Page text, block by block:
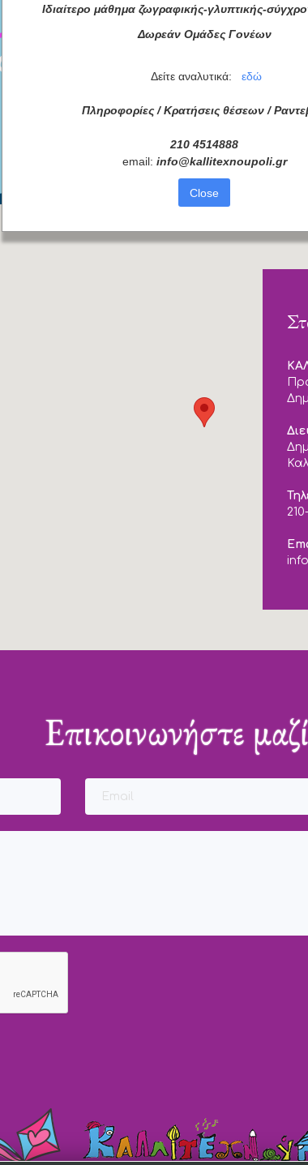
μας
τώρα! Συμφωνώ
διαβάσει
Επικοινωνήστε
Ιδιαίτερο μάθημα ζωγραφικής-γλυπτικής-
Δωρεάν Ομάδες Γονέων
Δείτε αναλυτικά: εδώ
Πληροφορίες / Κρατήσεις θέσεων /
210 4514888
email: info@kallitexnoupoli.gr
Close